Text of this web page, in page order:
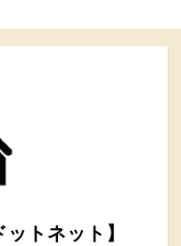
トネット】